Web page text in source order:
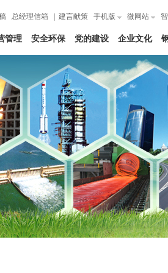
总经理信箱 建言献策 手机版 微网站
企业文化
党的建设
安全环保
管理